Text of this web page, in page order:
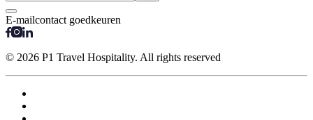
E-mailcontact goedkeuren
© 2026 P1 Travel Hospitality. All rights reserved